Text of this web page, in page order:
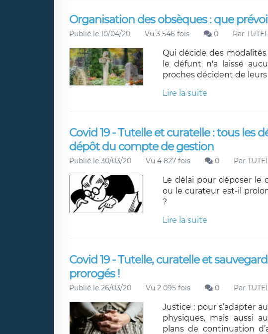
Organisation des obsèques : que
Publié le 10/04/20 Vu 3 546 fois 0 Par
Qui décide des
le défunt n'a laissé
proches décident de
Lire la suite
Covid 19 - Tutelle et curatelle : tous les
dépôt du compte de gestion
Publié le 30/03/20 Vu 4 827 fois 0 Par
Le délai pour déposer
ou le curateur est-il
?
Lire la suite
Covid 19 - Tutelle, curatelle et
prorogés !
Publié le 26/03/20 Vu 2 095 fois 0 Par
Justice : pour s’adapter
physiques, mais aussi
plans de continuation